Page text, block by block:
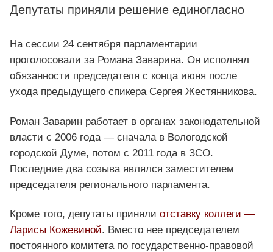
Депутаты приняли решение единогласно
На сессии 24 сентября парламентарии
проголосовали за Романа Заварина. Он исполнял
обязанности председателя с конца июня после
ухода предыдущего спикера Сергея Жестянникова.
Роман Заварин работает в органах законодательной
власти с 2006 года — сначала в Вологодской
городской Думе, потом с 2011 года в ЗСО.
Последние два созыва являлся заместителем
председателя регионального парламента.
Кроме того, депутаты приняли отставку коллеги —
Ларисы Кожевиной. Вместо нее председателем
постоянного комитета по государственно-правовой